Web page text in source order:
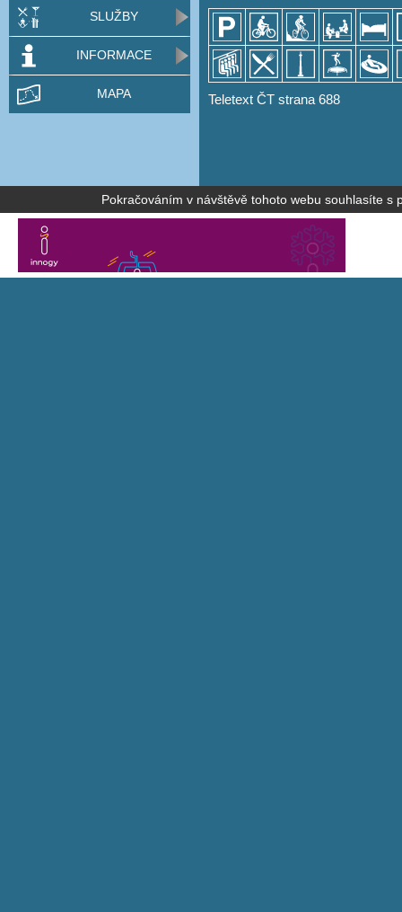
Teletext ČT strana 688
SLUŽBY
INFORMACE
MAPA
Pokračováním v návštěvě tohoto webu souhlasíte